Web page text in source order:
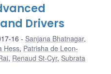
Drivers
16 Sanjana Bhatnagar,
Hess, Patrisha de Leon-
, Renaud St-Cyr, Subrata